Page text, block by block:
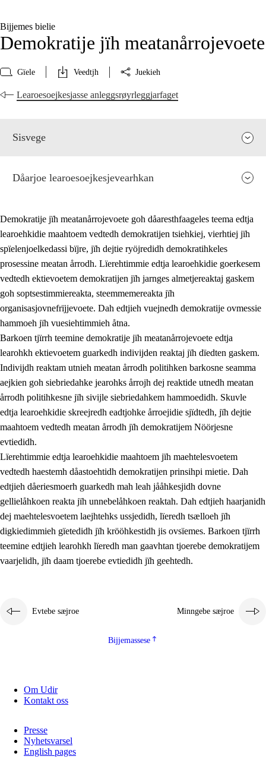
Bijjemes bielie
Demokratije jïh meatanårrojevoete
Gïele Veedtjh Juekieh
Learoesoejkesjasse anleggsrøyrleggjarfaget
Sisvege
2. Lïeremen, evtiedimmien jïh skearkagimmien prinsihph
2.1 Sosijaale lïereme jïh evtiedimmie
2.2 Maahtoe faagine
2.3 Vihkeles tjiehpiesvoeth
2.4 Lïeredh lïeredh
Dåaresthfaageles teemah
2.5 Dåaresthfaageles teemah
2.5.1 Almetjehealsoe jïh jieledehaalveme
2.5.2 Demokratije jïh meatanårrojevoete
2.5.3 Monnehke evtiedimmie
Dåarjoe learoesoejkesjevearhkan
Demokratije jïh meatanårrojevoete goh dåaresthfaageles teema edtja
learoehkidie maahtoem vedtedh demokratijen tsiehkiej, vierhtiej jïh
spïelenjoelkedassi bïjre, jïh dejtie ryöjredidh demokratihkeles
prosessine meatan årrodh. Lïerehtimmie edtja learoehkidie goerkesem
vedtedh ektievoetem demokratijen jïh jarnges almetjereaktaj gaskem
goh soptsestimmiereakta, steemmemereakta jïh
organisasjovnefrïjjevoete. Dah edtjieh vuejnedh demokratije ovmessie
hammoeh jïh vuesiehtimmieh åtna.
Barkoen tjïrrh teemine demokratije jïh meatanårrojevoete edtja
learohkh ektievoetem guarkedh indivijden reaktaj jïh dïedten gaskem.
Indivijdh reaktam utnieh meatan årrodh politihken barkosne seamma
aejkien goh siebriedahke jearohks årrojh dej reaktide utnedh meatan
årrodh politihkesne jïh sivijle siebriedahkem hammoedidh. Skuvle
edtja learoehkidie skreejredh eadtjohke årroejidie sjïdtedh, jïh dejtie
maahtoem vedtedh meatan årrodh jïh demokratijem Nöörjesne
evtiedidh.
Lïerehtimmie edtja learoehkidie maahtoem jïh maehtelesvoetem
vedtedh haestemh dåastoehtidh demokratijen prinsihpi mietie. Dah
edtjieh dåeriesmoerh guarkedh mah leah jååhkesjidh dovne
gellielåhkoen reakta jïh unnebelåhkoen reaktah. Dah edtjieh haarjanidh
dej maehtelesvoetem laejhtehks ussjedidh, lïeredh tsælloeh jïh
digkiedimmieh gïetedidh jïh krööhkestidh jis ovsïemes. Barkoen tjïrrh
teemine edtjieh learohkh lïeredh man gaavhtan tjoerebe demokratijem
vaarjelidh, jïh daam tjoerebe evtiedidh jïh geehtedh.
Evtebe sæjroe Minngebe sæjroe
Bijjemassese
Om Udir
Kontakt oss
Presse
Nyhetsvarsel
English pages